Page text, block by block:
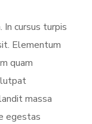
cursus turpis
Elementum
quam
massa
egestas